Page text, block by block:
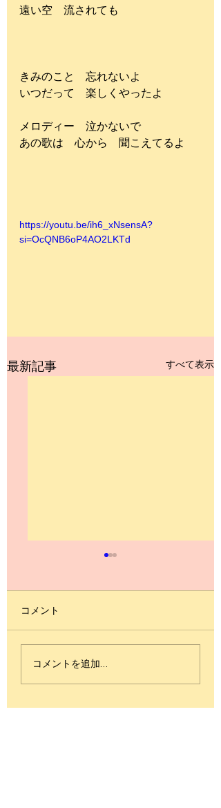
遠い空　流されても
きみのこと　忘れないよ
いつだって　楽しくやったよ
メロディー　泣かないで
あの歌は　心から　聞こえてるよ
https://youtu.be/ih6_xNsensA?
si=OcQNB6oP4AO2LKTd
最新記事 すべて表示
コメント
コメントを追加…